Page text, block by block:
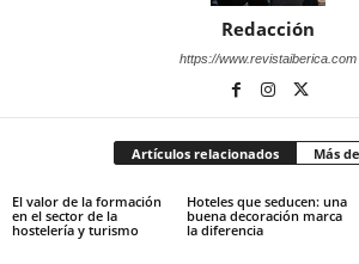
Redacción
https://www.revistaiberica.com
Artículos relacionados Más
El valor de la formación
en el sector de la
hostelería y turismo
Hoteles que seducen: una
buena decoración marca
la diferencia